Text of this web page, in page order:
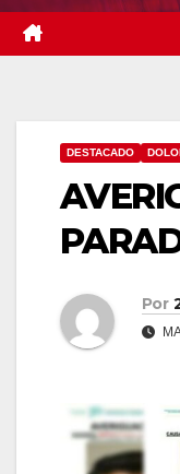
DESTACADO
Por